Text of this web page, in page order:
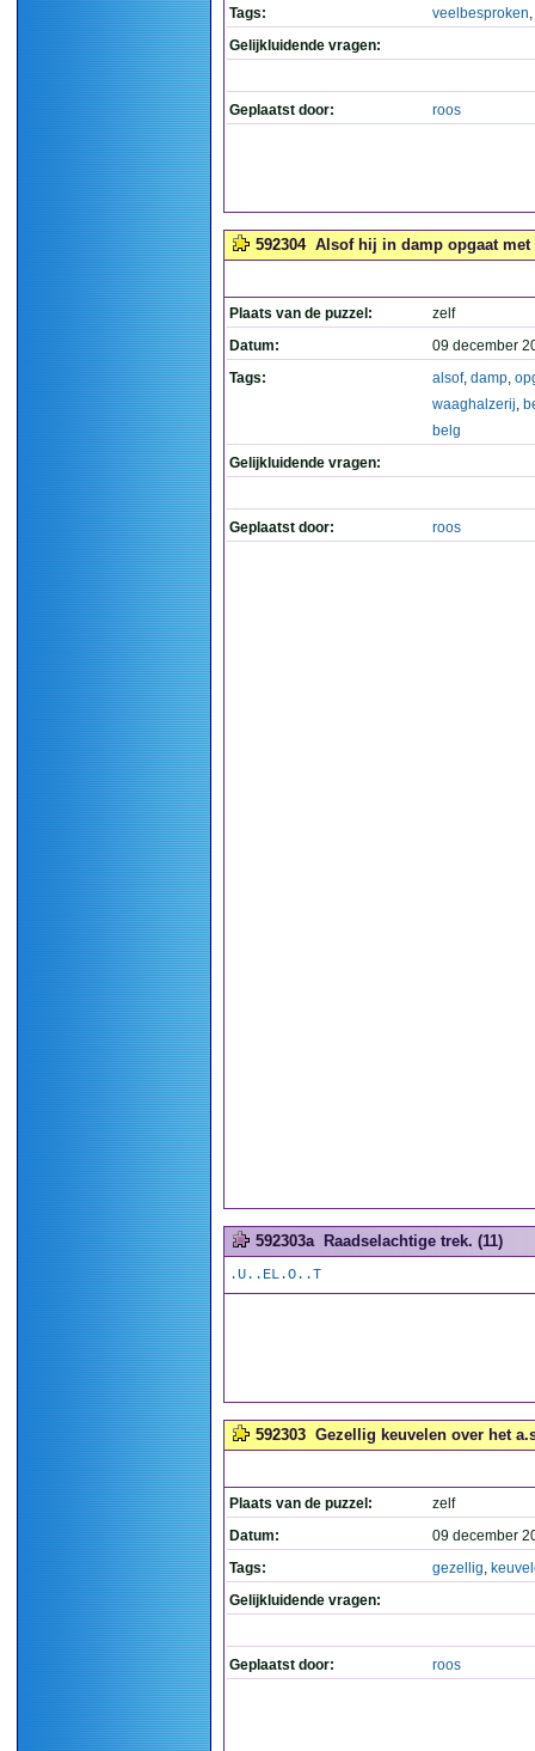
Tags:
veelbesproken,
Gelijkluidende vragen:
Geplaatst door: roos
592304 Alsof hij in damp opgaat met
Plaats van de puzzel:
zelf
Datum:
09 december
Tags:
alsof, damp,
waaghalzerij,
belg
Gelijkluidende vragen:
Geplaatst door: roos
592303a Raadselachtige trek. (11)
.U..EL.O..T
592303 Gezellig keuvelen over het
Plaats van de puzzel:
zelf
Datum:
09 december
Tags:
gezellig,
Gelijkluidende vragen:
Geplaatst door: roos